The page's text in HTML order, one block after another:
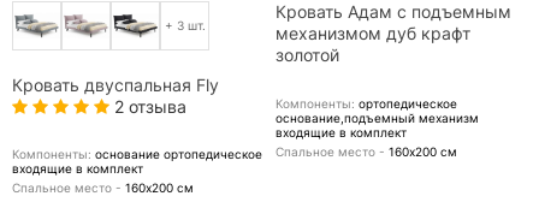
+ 3 шт.
Кровать двуспальная Fly
2 отзыва
Компоненты: основание ортопедическое
входящие в комплект
Спальное место - 160х200 см
Кровать Адам с подъемным
механизмом дуб крафт
золотой
Компоненты: ортопедическое
основание,подъемный механизм
входящие в комплект
Спальное место - 160х200 см